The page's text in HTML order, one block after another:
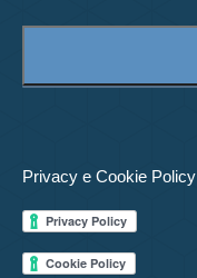
Privacy e Cookie Policy